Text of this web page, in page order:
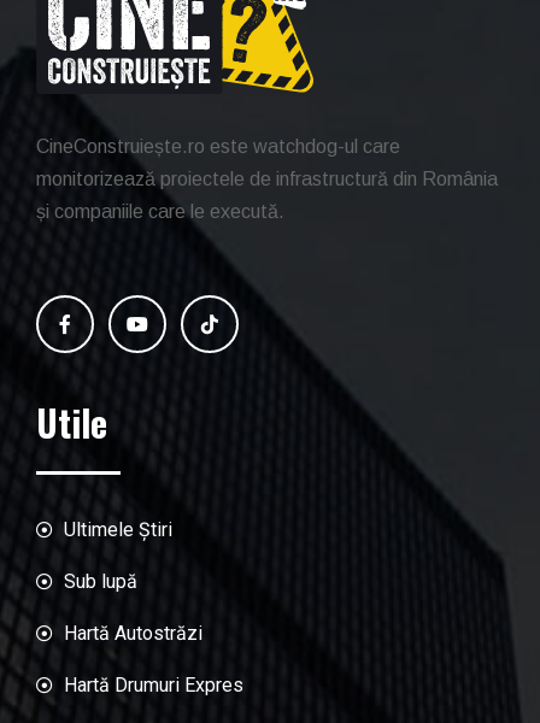
CineConstruiește.ro este watchdog-ul care
monitorizează proiectele de infrastructură din România
și companiile care le execută.
Utile
Ultimele Știri
Sub lupă
Hartă Autostrăzi
Hartă Drumuri Expres